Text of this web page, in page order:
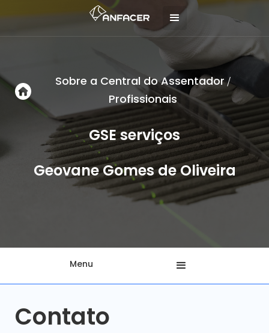
Sobre a Central do Assentador/
Profissionais
GSE serviços
Geovane Gomes de Oliveira
Menu
Contato